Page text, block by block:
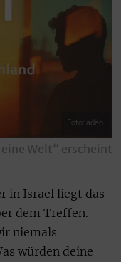
Foto: adeo
Welt“ erscheint
in Israel liegt das
dem Treffen.
niemals
würden deine